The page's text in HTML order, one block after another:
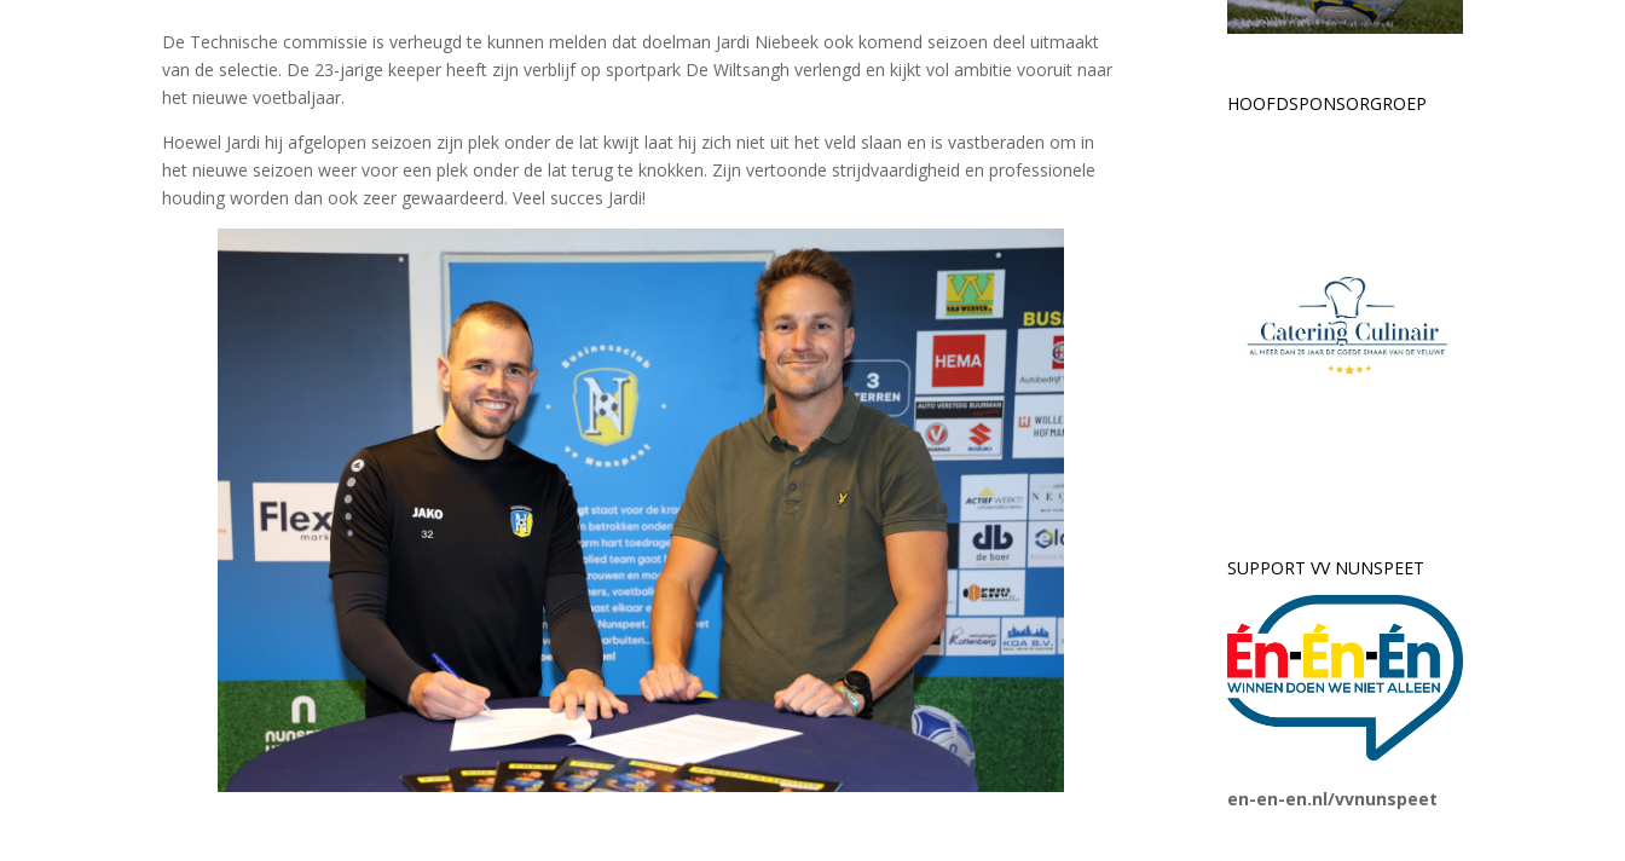
De Technische commissie is verheugd te kunnen melden dat doelman Jardi Niebeek ook komend seizoen deel uitmaakt
van de selectie. De 23-jarige keeper heeft zijn verblijf op sportpark De Wiltsangh verlengd en kijkt vol ambitie vooruit naar
het nieuwe voetbaljaar.
Hoewel Jardi hij afgelopen seizoen zijn plek onder de lat kwijt laat hij zich niet uit het veld slaan en is vastberaden om in
het nieuwe seizoen weer voor een plek onder de lat terug te knokken. Zijn vertoonde strijdvaardigheid en professionele
houding worden dan ook zeer gewaardeerd. Veel succes Jardi!
HOOFDSPONSORGROEP
SUPPORT VV NUNSPEET
en-en-en.nl/vvnunspeet